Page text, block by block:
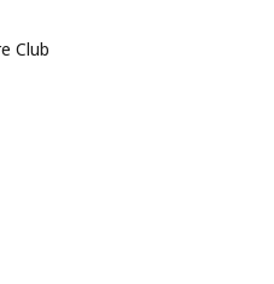
Club